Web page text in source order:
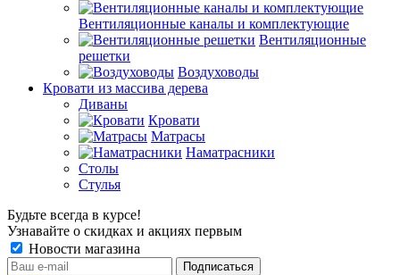
Вентиляционные каналы и комплектующие
Вентиляционные
решетки
Воздуховоды
Кровати из массива дерева
Диваны
Кровати
Матрасы
Наматрасники
Столы
Стулья
Будьте всегда в курсе!
Узнавайте о скидках и акциях первым
Новости магазина